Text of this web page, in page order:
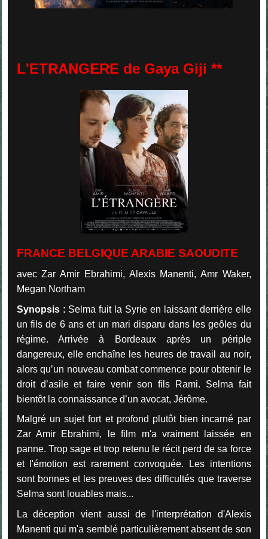
L'ETRANGERE de Gaya Giji **
FRANCE BELGIQUE ARABIE SAOUDITE
avec Zar Amir Ebrahimi, Alexis Manenti, Amr Waker,
Megan Northam
Synopsis : Selma fuit la Syrie en laissant derrière elle
un fils de 6 ans et un mari disparu dans les geôles du
régime. Arrivée à Bordeaux après un périple
dangereux, elle enchaîne les heures de travail au noir,
alors qu’un nouveau combat commence pour obtenir le
droit d’asile et faire venir son fils Rami. Selma fait
bientôt la connaissance d’un avocat, Jérôme.
Malgré un sujet fort et profond plutôt bien incarné par
Zar Amir Ebrahimi, le film m'a vraiment laissée en
panne. Trop sage et trop retenu le récit perd de sa force
et l'émotion est rarement convoquée. Les intentions
sont bonnes et les preuves des difficultés que traverse
Selma sont louables mais...
La déception vient aussi de l'interprétation d'Alexis
Manenti qui m'a semblé particulièrement absent de son